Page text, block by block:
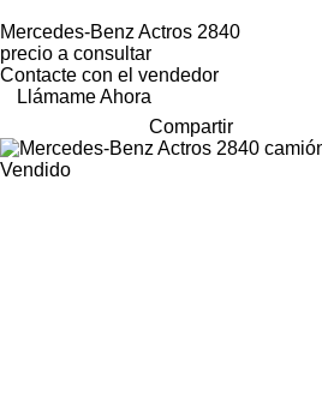
Mercedes-Benz Actros 2840
precio a consultar
Contacte con el vendedor
Llámame Ahora
Compartir
Vendido